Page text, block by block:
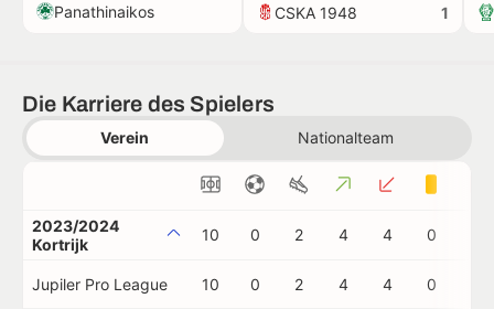
Panathinaikos
CSKA 1948
1
Die Karriere des Spielers
Verein Nationalteam
2023/2024
Kortrijk
10 0 2 4 4 0
Jupiler Pro League 10 0 2 4 4 0